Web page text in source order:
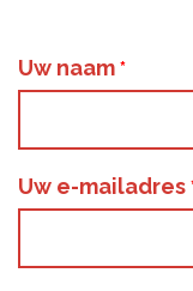
Uw naam
Uw e-mailadres